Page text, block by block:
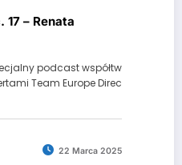
17 – Renata
podcast współtw
Team Europe Direc
22 Marca 2025